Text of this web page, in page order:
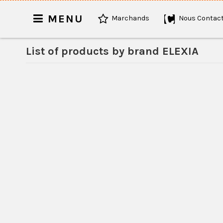
MENU Marchands Nous
List of products by brand ELEXIA